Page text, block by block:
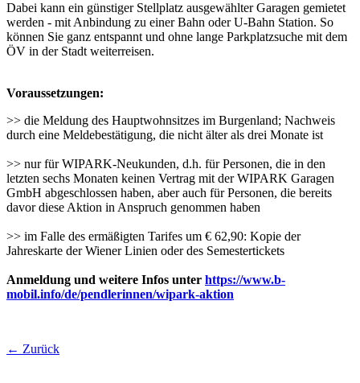
Dabei kann ein günstiger Stellplatz ausgewählter Garagen gemietet
werden - mit Anbindung zu einer Bahn oder U-Bahn Station. So
können Sie ganz entspannt und ohne lange Parkplatzsuche mit dem
ÖV in der Stadt weiterreisen.
Voraussetzungen:
>> die Meldung des Hauptwohnsitzes im Burgenland; Nachweis
durch eine Meldebestätigung, die nicht älter als drei Monate ist
>> nur für WIPARK-Neukunden, d.h. für Personen, die in den
letzten sechs Monaten keinen Vertrag mit der WIPARK Garagen
GmbH abgeschlossen haben, aber auch für Personen, die bereits
davor diese Aktion in Anspruch genommen haben
>> im Falle des ermäßigten Tarifes um € 62,90: Kopie der
Jahreskarte der Wiener Linien oder des Semestertickets
Anmeldung und weitere Infos unter https://www.b-
mobil.info/de/pendlerinnen/wipark-aktion
← Zurück